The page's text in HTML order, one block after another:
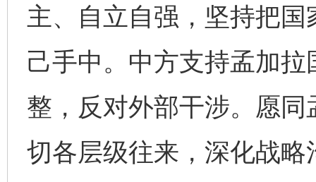
主、自立自强，坚持把
己手中。中方支持孟加
整，反对外部干涉。愿
切各层级往来，深化战